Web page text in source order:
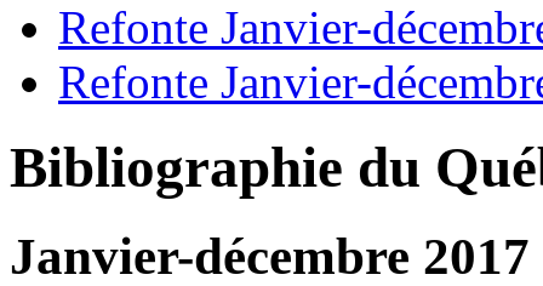
Refonte Janvier-
Refonte Janvier-
Bibliographie du
Janvier-décembre 2017